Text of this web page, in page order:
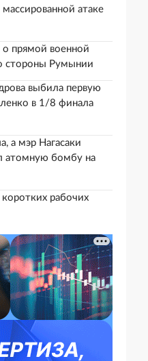
атаке
прямой военной
стороны Румынии
выбила первую
в 1/8 финала
а мэр Нагасаки
атомную бомбу на
рабочих